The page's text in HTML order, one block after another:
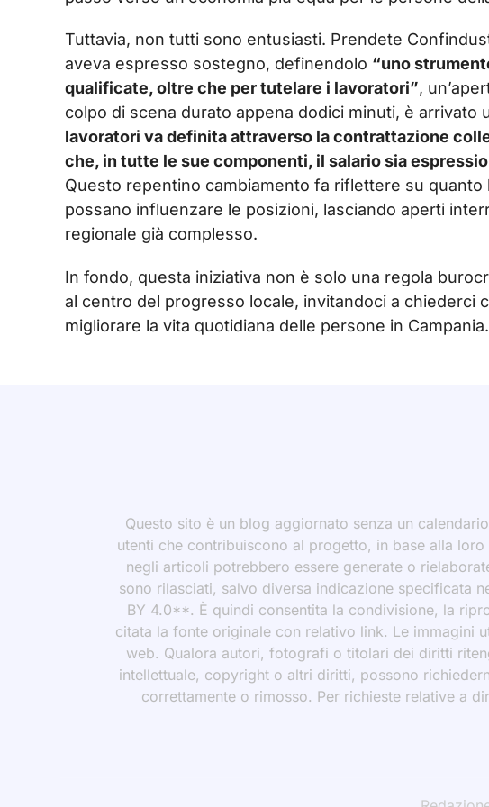
Tuttavia, non tutti sono entusiasti. Prendete
aveva espresso sostegno, definendolo “uno
qualificate, oltre che per tutelare i lavoratori”,
colpo di scena durato appena dodici minuti, è arrivato
lavoratori va definita attraverso la contrattazione
che, in tutte le sue componenti, il salario sia
Questo repentino cambiamento fa riflettere su
possano influenzare le posizioni, lasciando aperti
regionale già complesso.
In fondo, questa iniziativa non è solo una regola
al centro del progresso locale, invitandoci a chiederci
migliorare la vita quotidiana delle persone in Campania.
Questo sito è un blog aggiornato senza un
utenti che contribuiscono al progetto, in base alla
negli articoli potrebbero essere generate o
sono rilasciati, salvo diversa indicazione specificata
BY 4.0**. È quindi consentita la condivisione, la
citata la fonte originale con relativo link. Le immagini
web. Qualora autori, fotografi o titolari dei diritti
intellettuale, copyright o altri diritti, possono
correttamente o rimosso. Per richieste relative a